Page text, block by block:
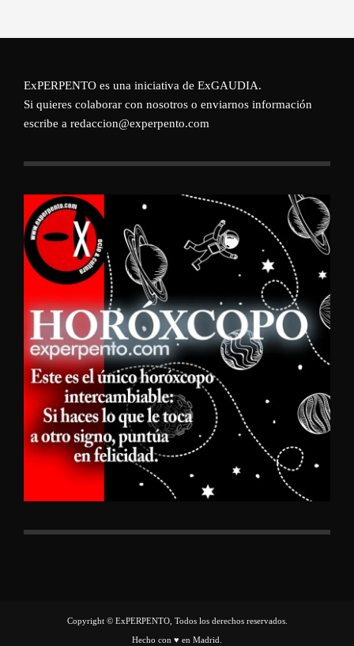
ExPERPENTO es una iniciativa de ExGAUDIA.
Si quieres colaborar con nosotros o enviarnos información
escribe a redaccion@experpento.com
Copyright © ExPERPENTO, Todos los derechos reservados.
Hecho con ♥ en Madrid.